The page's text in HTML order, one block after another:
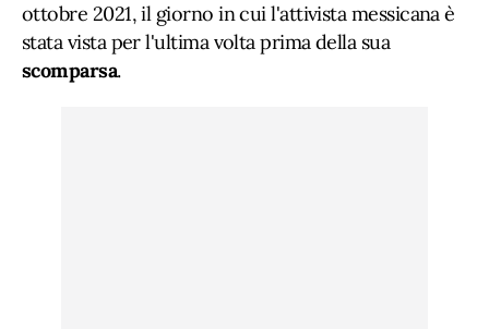
ottobre 2021, il giorno in cui l'attivista messicana è
stata vista per l'ultima volta prima della sua
scomparsa.